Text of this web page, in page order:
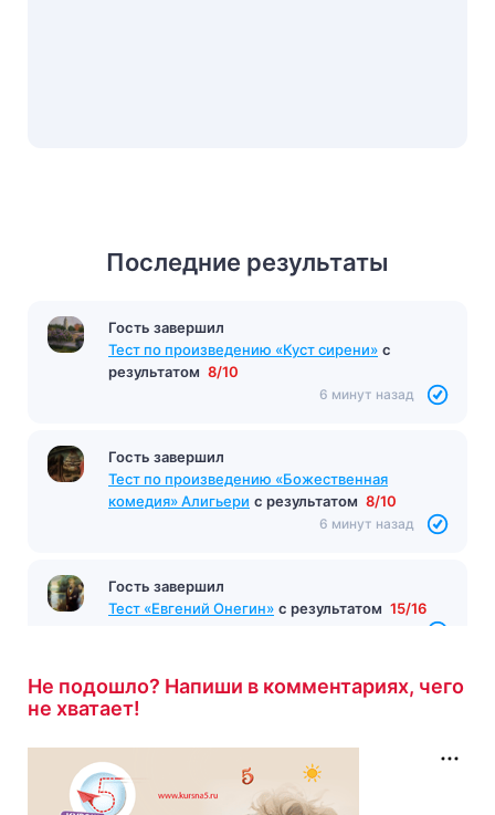
Последние результаты
Гость завершил
Тест по произведению «Куст сирени» с
результатом 8/10
6 минут назад
Гость завершил
Тест по произведению «Божественная
комедия» Алигьери с результатом 8/10
6 минут назад
Гость завершил
Тест «Евгений Онегин» с результатом 15/16
Не подошло? Напиши в комментариях, чего
не хватает!